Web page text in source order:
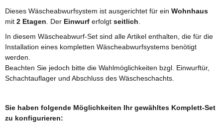
Dieses Wäscheabwurfsystem ist ausgerichtet für ein Wohnhaus
mit 2 Etagen. Der Einwurf erfolgt seitlich.
In diesem Wäscheabwurf-Set sind alle Artikel enthalten, die für die
Installation eines kompletten Wäscheabwurfsystems benötigt
werden.
Beachten Sie jedoch bitte die Wahlmöglichkeiten bzgl. Einwurftür,
Schachtauflager und Abschluss des Wäscheschachts.
Sie haben folgende Möglichkeiten Ihr gewähltes Komplett-Set
zu konfigurieren: